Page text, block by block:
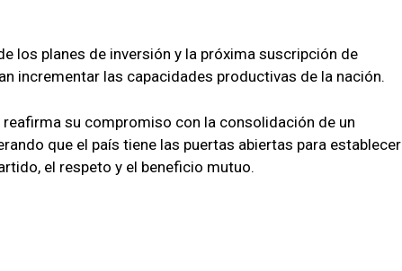
los planes de inversión y la próxima suscripción de
incrementar las capacidades productivas de la nación.
su compromiso con la consolidación de un
que el país tiene las puertas abiertas para establecer
el respeto y el beneficio mutuo.